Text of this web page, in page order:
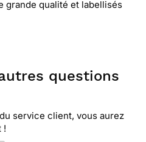
grande qualité et labellisés
questions
service client, vous aurez
!